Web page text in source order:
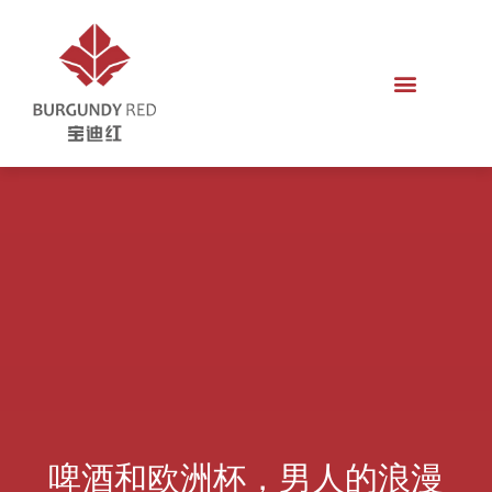
啤酒和欧洲杯，男人的浪漫